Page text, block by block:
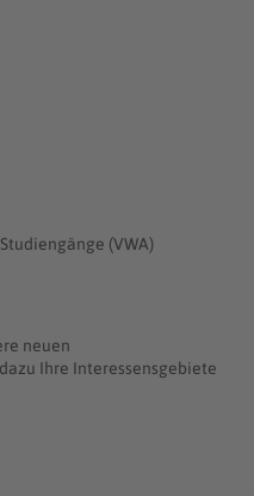
(VWA)
neuen
Ihre Interessensgebiete